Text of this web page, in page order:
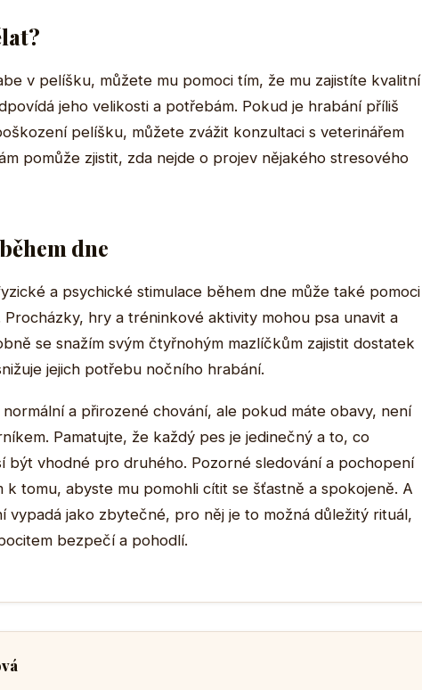
v pelíšku, můžete mu pomoci tím, že mu zajistíte kvalitní
jeho velikosti a potřebám. Pokud je hrabání příliš
pelíšku, můžete zvážit konzultaci s veterinářem
pomůže zjistit, zda nejde o projev nějakého stresového
dne
a psychické stimulace během dne může také pomoci
hry a tréninkové aktivity mohou psa unavit a
se snažím svým čtyřnohým mazlíčkům zajistit dostatek
jejich potřebu nočního hrabání.
a přirozené chování, ale pokud máte obavy, není
Pamatujte, že každý pes je jedinečný a to, co
být vhodné pro druhého. Pozorné sledování a pochopení
tomu, abyste mu pomohli cítit se šťastně a spokojeně. A
vypadá jako zbytečné, pro něj je to možná důležitý rituál,
bezpečí a pohodlí.